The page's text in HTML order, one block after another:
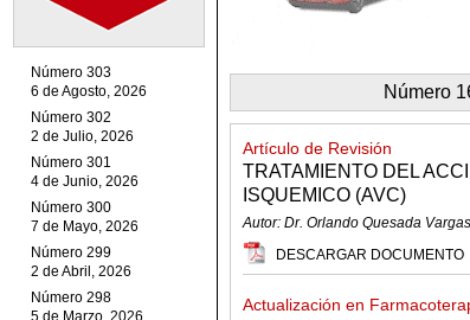
Número 303
6 de Agosto, 2026
Número 302
2 de Julio, 2026
Número 301
4 de Junio, 2026
Número 300
7 de Mayo, 2026
Número 299
2 de Abril, 2026
Número 298
5 de Marzo, 2026
Número
Artículo de Revisión
TRATAMIENTO DEL
ISQUEMICO (AVC)
Autor: Dr. Orlando Quesada Vargas
DESCARGAR DOCUMENTO
Actualización en